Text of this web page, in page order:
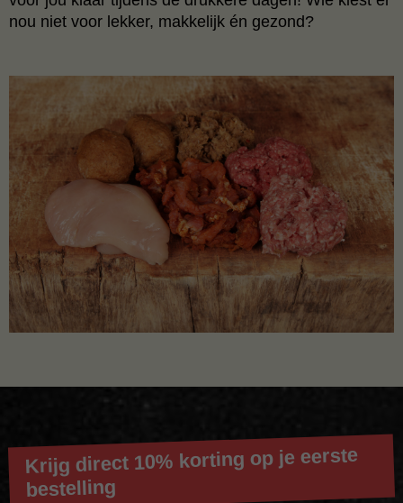
nou niet voor lekker, makkelijk én gezond?
Krijg direct 10% korting op je eerste
bestelling